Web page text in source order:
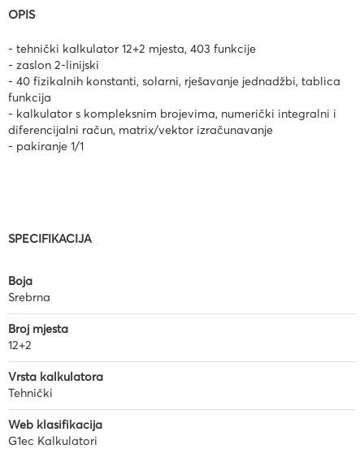
OPIS
- tehnički kalkulator 12+2 mjesta, 403 funkcije
- zaslon 2-linijski
- 40 fizikalnih konstanti, solarni, rješavanje jednadžbi, tablica
funkcija
- kalkulator s kompleksnim brojevima, numerički integralni i
diferencijalni račun, matrix/vektor izračunavanje
- pakiranje 1/1
SPECIFIKACIJA
Boja
Srebrna
Broj mjesta
12+2
Vrsta kalkulatora
Tehnički
Web klasifikacija
G1ec Kalkulatori